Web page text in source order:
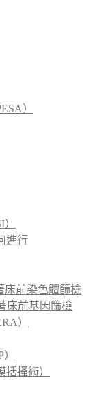
）
進行
床前染色體篩檢
床前基因篩檢
）
搔術）